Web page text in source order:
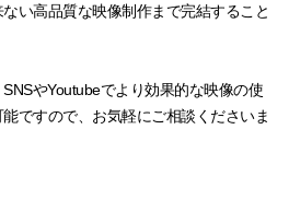
い高品質な映像制作まで完結すること
やYoutubeでより効果的な映像の使
ですので、お気軽にご相談くださいま